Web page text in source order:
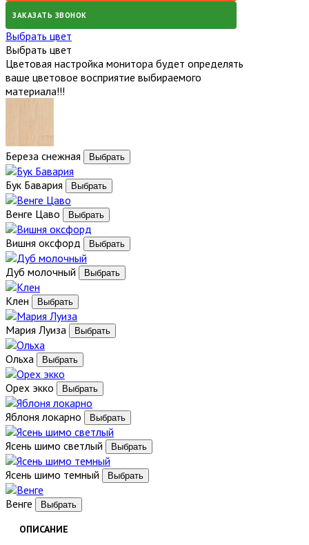
ЗАКАЗАТЬ ЗВОНОК
Выбрать цвет
Выбрать цвет
Цветовая настройка монитора будет определять
ваше цветовое восприятие выбираемого
материала!!!
Береза снежная
Бук Бавария
Венге Цаво
Вишня оксфорд
Дуб молочный
Клен
Мария Луиза
Ольха
Орех экко
Яблоня локарно
Ясень шимо светлый
Ясень шимо темный
Венге
ОПИСАНИЕ